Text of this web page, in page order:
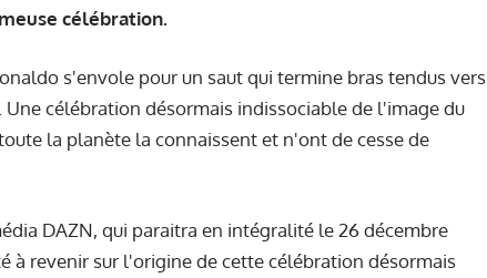
célébration.
s'envole pour un saut qui termine bras tendus vers
célébration désormais indissociable de l'image du
la planète la connaissent et n'ont de cesse de
DAZN, qui paraitra en intégralité le 26 décembre
à revenir sur l'origine de cette célébration désormais